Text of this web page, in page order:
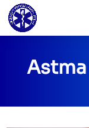
Astma